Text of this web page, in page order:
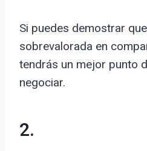
Si puedes demostrar
sobrevalorada en
tendrás un mejor punto
negociar.
2.